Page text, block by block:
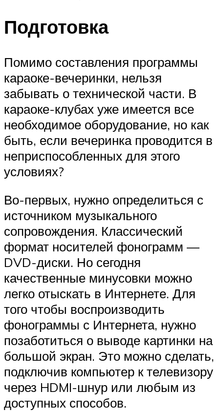
Подготовка
Помимо составления программы
караоке-вечеринки, нельзя
забывать о технической части. В
караоке-клубах уже имеется все
необходимое оборудование, но как
быть, если вечеринка проводится в
неприспособленных для этого
условиях?
Во-первых, нужно определиться с
источником музыкального
сопровождения. Классический
формат носителей фонограмм —
DVD-диски. Но сегодня
качественные минусовки можно
легко отыскать в Интернете. Для
того чтобы воспроизводить
фонограммы с Интернета, нужно
позаботиться о выводе картинки на
большой экран. Это можно сделать,
подключив компьютер к телевизору
через HDMI-шнур или любым из
доступных способов.